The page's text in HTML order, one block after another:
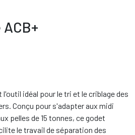
l'outil idéal pour le tri et le criblage des
Conçu pour s'adapter aux midi
pelles de 15 tonnes, ce godet
le travail de séparation des